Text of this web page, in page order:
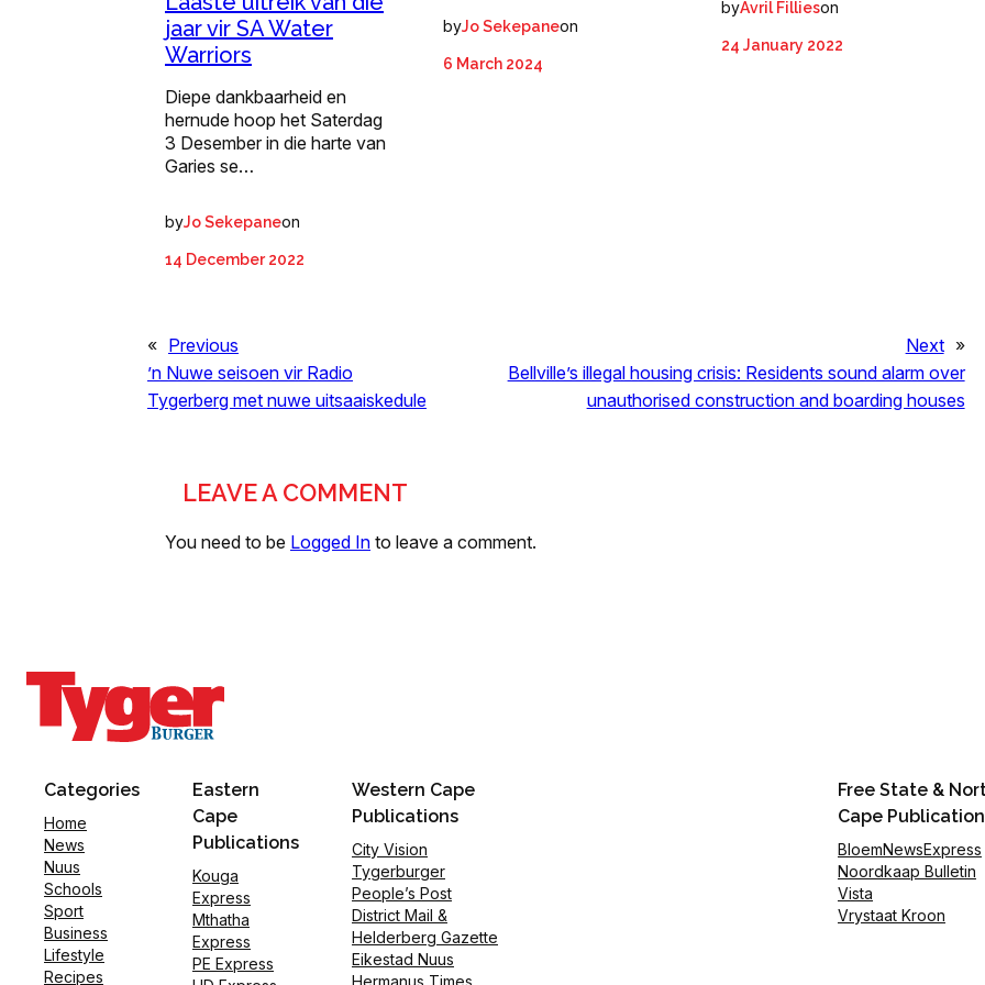
jaar vir SA Water
Warriors
Diepe dankbaarheid en
hernude hoop het Saterdag
3 Desember in die harte van
Garies se…
byJo Sekepaneon
14 December 2022
byJo Sekepaneon
6 March 2024
byAvril Fillieson
24 January 2022
« Previous
’n Nuwe seisoen vir Radio
Tygerberg met nuwe uitsaaiskedule
Next »
Bellville’s illegal housing crisis: Residents sound alarm over
unauthorised construction and boarding houses
LEAVE A COMMENT
You need to be Logged In to leave a comment.
Categories
Home
News
Nuus
Schools
Sport
Business
Lifestyle
Recipes
Eastern
Cape
Publications
Kouga
Express
Mthatha
Express
PE Express
Western Cape
Publications
City Vision
Tygerburger
People’s Post
District Mail &
Helderberg Gazette
Eikestad Nuus
Hermanus Times
Free State &
Cape
BloemNewsExpress
Noordkaap Bulletin
Vista
Vrystaat Kroon